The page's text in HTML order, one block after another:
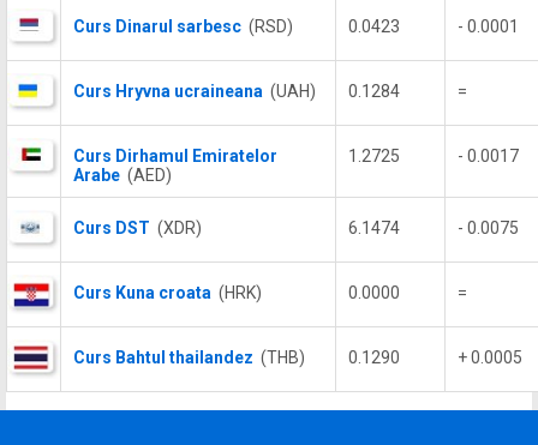
Curs Dinarul sarbesc (RSD) 0.0423 - 0.0001
Curs Hryvna ucraineana (UAH) 0.1284 =
Curs Dirhamul Emiratelor
Arabe (AED)
1.2725 - 0.0017
Curs DST (XDR) 6.1474 - 0.0075
Curs Kuna croata (HRK) 0.0000 =
Curs Bahtul thailandez (THB) 0.1290 + 0.0005